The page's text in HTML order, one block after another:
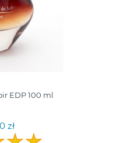
EDP 100 ml
zł